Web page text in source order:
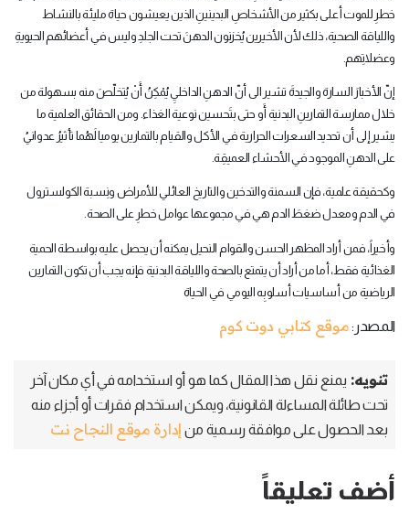
خطرِ للموت أعلى بكثير من الأشخاصِ البدينينِ الذين يعيشون حياة مليئة بالنشاط
واللياقة الصحية، ذلك لأن الأخيرين يُخزنون الدهنَ تحت الجلدِ وليس في أعضائهم الحيويةِ
وعضلاتِهم
إنّ الأخبارَ السارة والجيدةَ تشير الى أنّ الدهنِ الداخليِ يُمْكِنُ أَنْ يُتخلّصَ منه بسهولة من
خلال ممارسة التمارينِ البدنية أَو حتى بتَحسين نوعية الغذاء. ومن الحقائق العلمية ما
يشير إلى أن تحديد السعرات الحرارية في الأكل والقيام بالتمارين يوميا لَهُما تأثيرُ عدوانيُ
على الدهنِ الموجود في الأحشاء العميقِة.
وكحقيقة علمية، فإن السمنة والتدخين والتاريخ العائلي للأمراض ونِسبة الكولسترول
في الدم ومعدل ضغطَ الدم هي في مجموعها عوامل خطرِ على الصحة.
وأخيراً، فمن أراد المظهر الحسن والقوام النحيل يمكنه أن يحصل عليه بواسطة الحمية
الغذائية فقط، أما من أراد أن يتمتع بالصحة واللياقة البدنية فإنه يجب أن تكون التمارين
الرياضية من أساسيات أسلوبِه اليومي في الحياة
المصدر:موقع كتابي دوت كوم
تنويه: يمنع نقل هذا المقال كما هو أو استخدامه في أي مكان آخر
تحت طائلة المساءلة القانونية، ويمكن استخدام فقرات أو أجزاء منه
بعد الحصول على موافقة رسمية من إدارة موقع النجاح نت
أضف تعليقاً